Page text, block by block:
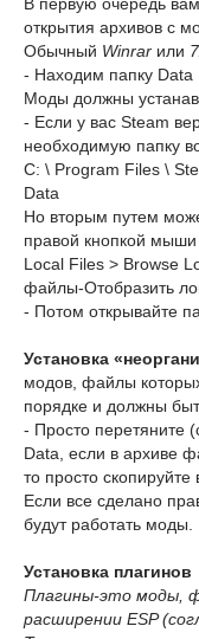
открытия архивов с
Обычный Winrar или
- Находим папку Data
Моды должны
- Если у вас Steam
необходимую папку
C: \ Program Files \
Data
Но вторым путем
правой кнопкой
Local Files > Browse
файлы-Отобразить
- Потом открывайте
Установка
модов, файлы
порядке и должны
- Просто перетяните
Data, если в архиве
то просто
Если все сделано
будут работать моды.
Установка плагинов
Плагины-это моды,
расширении ESP